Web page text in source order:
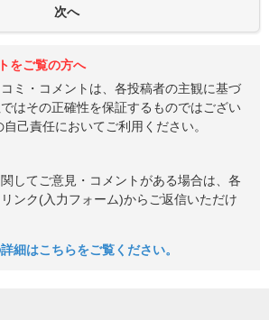
をご覧の方へ
ミ・コメントは、各投稿者の主観に基づ
はその正確性を保証するものではござい
己責任においてご利用ください。
してご意見・コメントがある場合は、各
ンク(入力フォーム)からご返信いただけ
細はこちらをご覧ください。